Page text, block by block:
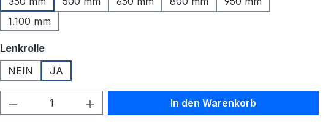
1.100 mm
Lenkrolleauswählen
NEIN
JA
Produkt Anzahl: Gib den gewünschten Wert
In den Warenkorb